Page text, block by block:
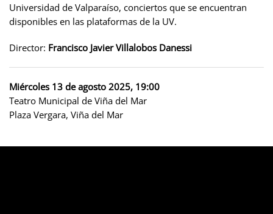
Universidad de Valparaíso, conciertos que se encuentran
disponibles en las plataformas de la UV.
Director: Francisco Javier Villalobos Danessi
Miércoles 13 de agosto 2025, 19:00
Teatro Municipal de Viña del Mar
Plaza Vergara, Viña del Mar